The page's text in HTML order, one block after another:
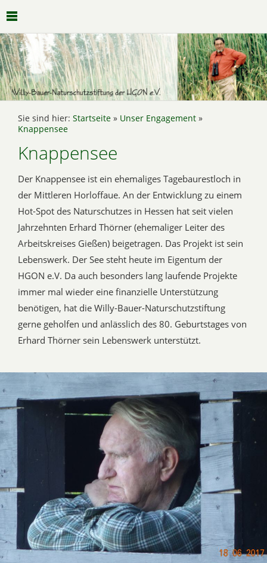
Sie sind hier: Startseite » Unser Engagement »
Knappensee
Knappensee
Der Knappensee ist ein ehemaliges Tagebaurestloch in
der Mittleren Horloffaue. An der Entwicklung zu einem
Hot-Spot des Naturschutzes in Hessen hat seit vielen
Jahrzehnten Erhard Thörner (ehemaliger Leiter des
Arbeitskreises Gießen) beigetragen. Das Projekt ist sein
Lebenswerk. Der See steht heute im Eigentum der
HGON e.V. Da auch besonders lang laufende Projekte
immer mal wieder eine finanzielle Unterstützung
benötigen, hat die Willy-Bauer-Naturschutzstiftung
gerne geholfen und anlässlich des 80. Geburtstages von
Erhard Thörner sein Lebenswerk unterstützt.